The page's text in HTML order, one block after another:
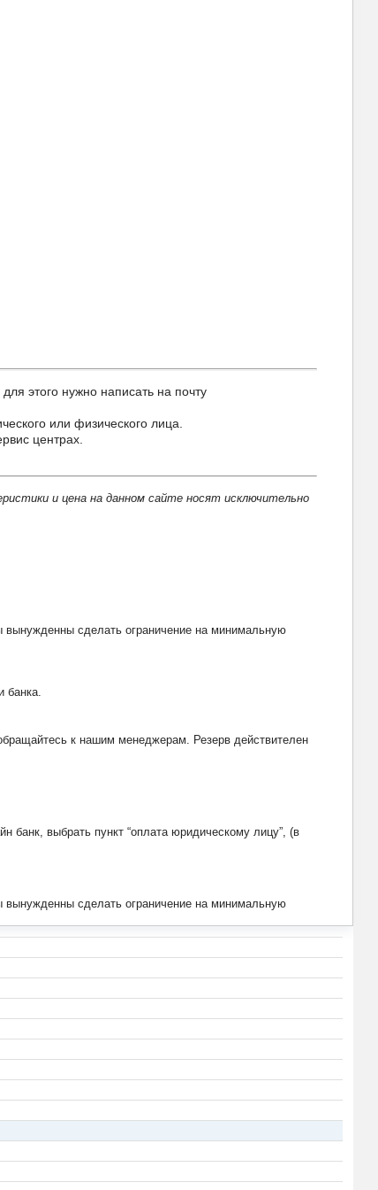
этого нужно написать на почту
или физического лица.
центрах.
и цена на данном сайте носят исключительно
вынужденны сделать ограничение на минимальную
банка.
к нашим менеджерам. Резерв действителен
банк, выбрать пункт “оплата юридическому лицу”, (в
вынужденны сделать ограничение на минимальную